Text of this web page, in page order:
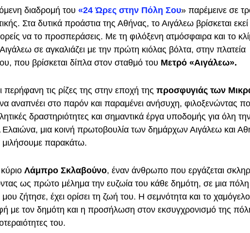
διαδρομή του «24 Ώρες στην Πόλη Σου» παρέμεινε σε
Στα δυτικά προάστια της Αθήνας, το Αιγάλεω βρίσκεται εκεί
να το προσπεράσεις. Με τη φιλόξενη ατμόσφαιρα και το
Αιγάλεω σε αγκαλιάζει με την πρώτη κιόλας βόλτα, στην πλατεία
που βρίσκεται δίπλα στον σταθμό του Μετρό «Αιγάλεω».
τις ρίζες της στην εποχή της προσφυγιάς των
αναπνέει στο παρόν και παραμένει ανήσυχη, φιλοξενώντας
δραστηριότητες και σημαντικά έργα υποδομής για όλη
μια κοινή πρωτοβουλία των δημάρχων Αιγάλεω και
μιλήσουμε παρακάτω.
Λάμπρο Σκλαβούνο, έναν άνθρωπο που εργάζεται
ως πρώτο μέλημα την ευζωία του κάθε δημότη, σε μια
ζήτησε, έχει ορίσει τη ζωή του. Η σεμνότητα και το
με τον δημότη και η προσήλωση στον εκσυγχρονισμό της
του.